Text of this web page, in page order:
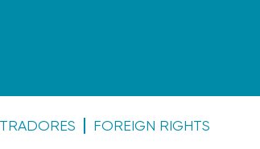
FOREIGN RIGHTS